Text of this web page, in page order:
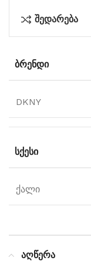
შედარება
ᲑᲠᲔᲜᲓᲘ
DKNY
ᲡᲥᲔᲡᲘ
ქალი
აღწერა